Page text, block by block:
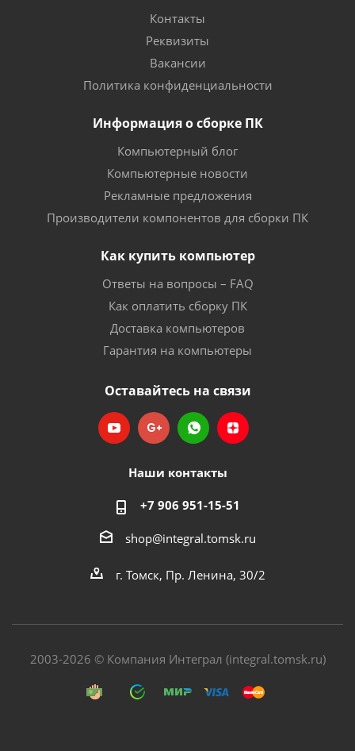
Контакты
Реквизиты
Вакансии
Политика конфиденциальности
Информация о сборке ПК
Компьютерный блог
Компьютерные новости
Рекламные предложения
Производители компонентов для сборки ПК
Как купить компьютер
Ответы на вопросы – FAQ
Как оплатить сборку ПК
Доставка компьютеров
Гарантия на компьютеры
Оставайтесь на связи
Наши контакты
+7 906 951-15-51
shop@integral.tomsk.ru
г. Томск, Пр. Ленина, 30/2
2003-2026 © Компания Интеграл (integral.tomsk.ru)